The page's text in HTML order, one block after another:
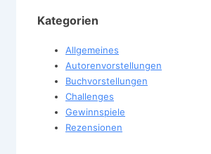
Kategorien
Allgemeines
Autorenvorstellungen
Buchvorstellungen
Challenges
Gewinnspiele
Rezensionen